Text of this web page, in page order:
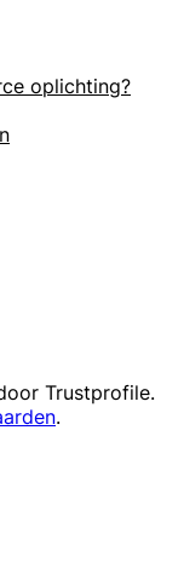
oplichting?
Trustprofile.
.